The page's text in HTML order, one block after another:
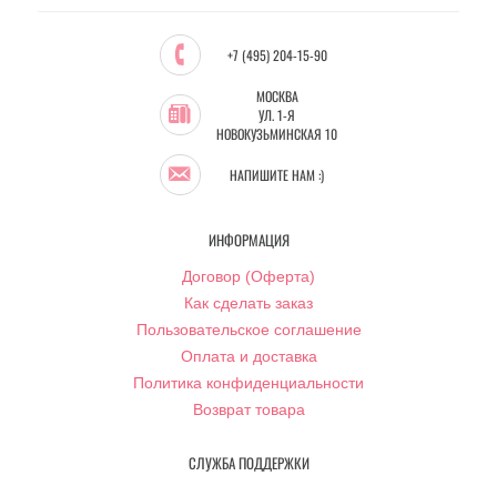
+7 (495) 204-15-90
МОСКВА
УЛ. 1-Я
НОВОКУЗЬМИНСКАЯ 10
НАПИШИТЕ НАМ :)
ИНФОРМАЦИЯ
Договор (Оферта)
Как сделать заказ
Пользовательское соглашение
Оплата и доставка
Политика конфиденциальности
Возврат товара
СЛУЖБА ПОДДЕРЖКИ